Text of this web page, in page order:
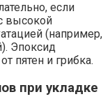
если
высокой
(например,
Эпоксид
пятен и грибка.
при укладке